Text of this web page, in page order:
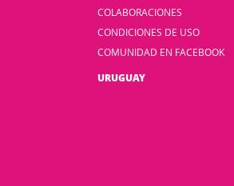
COLABORACIONES
CONDICIONES DE USO
COMUNIDAD EN FACEBOOK
URUGUAY